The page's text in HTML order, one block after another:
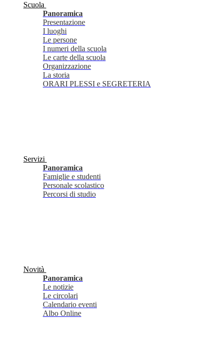
Scuola
Panoramica
Presentazione
I luoghi
Le persone
I numeri della scuola
Le carte della scuola
Organizzazione
La storia
ORARI PLESSI e SEGRETERIA
Servizi
Panoramica
Famiglie e studenti
Personale scolastico
Percorsi di studio
Novità
Panoramica
Le notizie
Le circolari
Calendario eventi
Albo Online